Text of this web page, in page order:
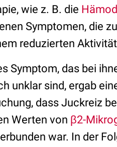
wie z. B. die
Symptomen, die
reduzierten
Symptom, das bei
unklar sind, ergab
dass Juckreiz
Werten von β2-
war. In der